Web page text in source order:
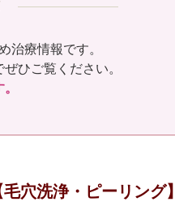
治療情報です。
ひご覧ください。
毛穴洗浄・ピーリング】